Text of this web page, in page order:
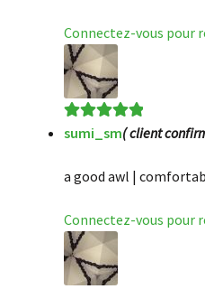
Connectez-vous pour
Note sur 5
sumi_sm( client
a good awl |
Connectez-vous pour